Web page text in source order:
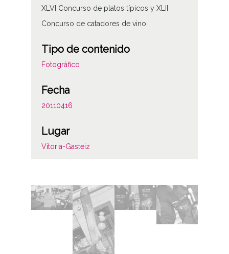
XLVI Concurso de platos típicos y XLII
Concurso de catadores de vino
Tipo de contenido
Fotográfico
Fecha
20110416
Lugar
Vitoria-Gasteiz
CC BY-NC-SA 4.0
Identificador
ES.01059.ATHA.DIP.OD.32928-33102